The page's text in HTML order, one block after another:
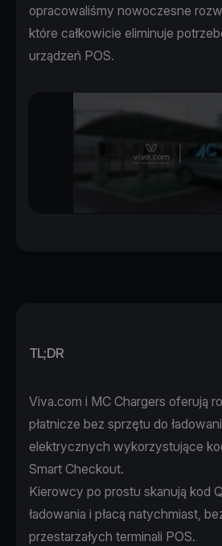
opracowaliśmy nowoczesne
które całkowicie eliminuje
urządzeń POS.
TL;DR
Viva.com i MC Chargers oferują
płatnicze bez sprzętu do
elektrycznych wykorzystujące
Smart Checkout.
Kierowcy po prostu skanują kod
ładowania i płacą natychmiast,
przestarzałych terminali POS.